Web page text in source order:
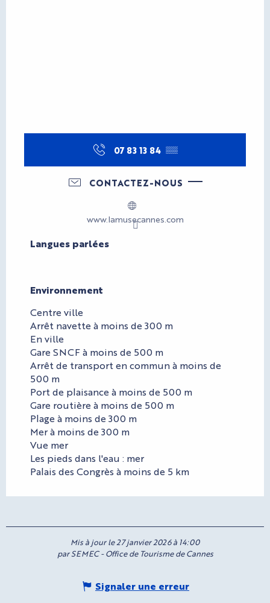
07 83 13 84 ▒▒
CONTACTEZ-NOUS
www.lamusecannes.com
Langues parlées
Langues parlées
Environnement
Environnement
Centre ville
Arrêt navette à moins de 300 m
En ville
Gare SNCF à moins de 500 m
Arrêt de transport en commun à moins de
500 m
Port de plaisance à moins de 500 m
Gare routière à moins de 500 m
Plage à moins de 300 m
Mer à moins de 300 m
Vue mer
Les pieds dans l'eau : mer
Palais des Congrès à moins de 5 km
Mis à jour le 27 janvier 2026 à 14:00
par SEMEC - Office de Tourisme de Cannes
Signaler une erreur